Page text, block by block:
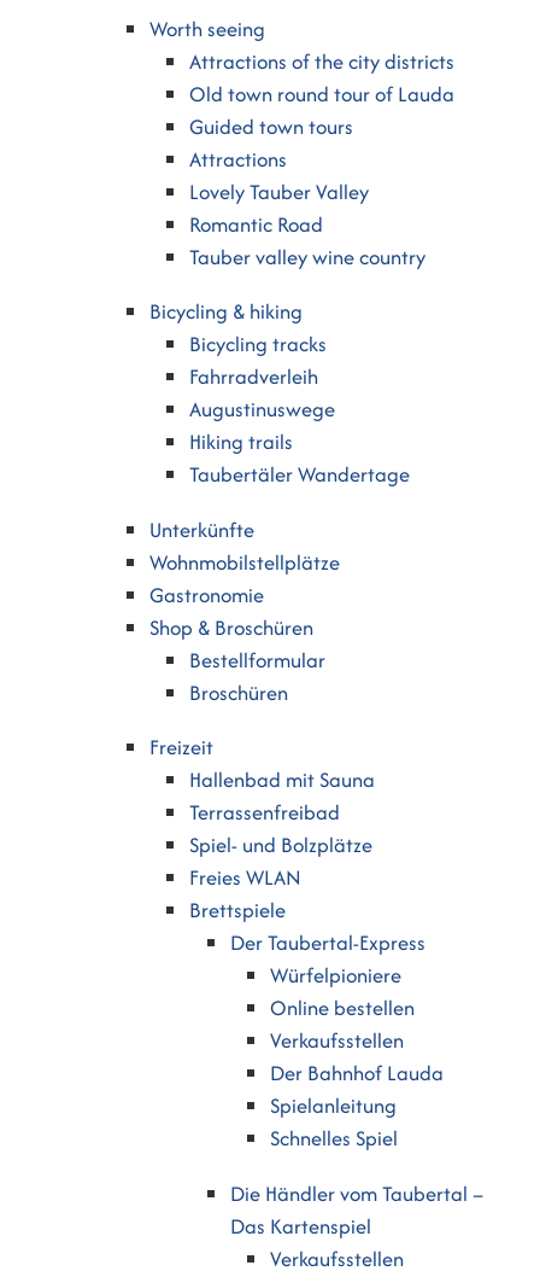
Worth seeing
Attractions of the city districts
Old town round tour of Lauda
Guided town tours
Attractions
Lovely Tauber Valley
Romantic Road
Tauber valley wine country
Bicycling & hiking
Bicycling tracks
Fahrradverleih
Augustinuswege
Hiking trails
Taubertäler Wandertage
Unterkünfte
Wohnmobilstellplätze
Gastronomie
Shop & Broschüren
Bestellformular
Broschüren
Freizeit
Hallenbad mit Sauna
Terrassenfreibad
Spiel- und Bolzplätze
Freies WLAN
Brettspiele
Der Taubertal-Express
Würfelpioniere
Online bestellen
Verkaufsstellen
Der Bahnhof Lauda
Spielanleitung
Schnelles Spiel
Die Händler vom Taubertal –
Das Kartenspiel
Verkaufsstellen